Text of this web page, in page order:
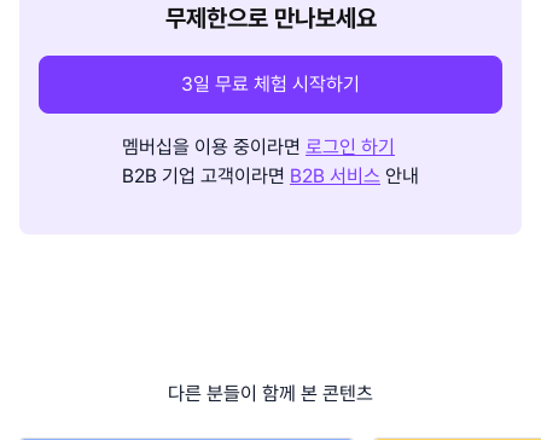
무제한으로 만나보세요
3일 무료 체험 시작하기
멤버십을 이용 중이라면 로그인 하기
B2B 기업 고객이라면 B2B 서비스 안내
다른 분들이 함께 본 콘텐츠